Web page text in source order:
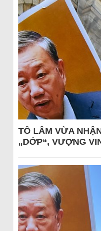
TÔ LÂM VỪA
„DỚP“, VƯỢNG